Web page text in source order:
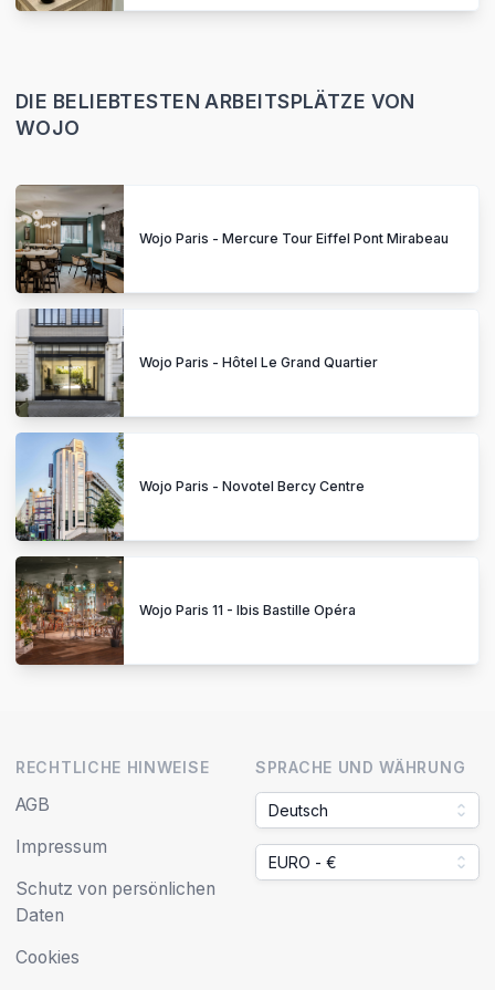
DIE BELIEBTESTEN ARBEITSPLÄTZE VON
WOJO
Wojo Paris - Mercure Tour Eiffel Pont Mirabeau
Wojo Paris - Hôtel Le Grand Quartier
Wojo Paris - Novotel Bercy Centre
Wojo Paris 11 - Ibis Bastille Opéra
RECHTLICHE HINWEISE
AGB
Impressum
Schutz von persönlichen
Daten
Cookies
SPRACHE UND WÄHRUNG
Deutsch
EURO - €